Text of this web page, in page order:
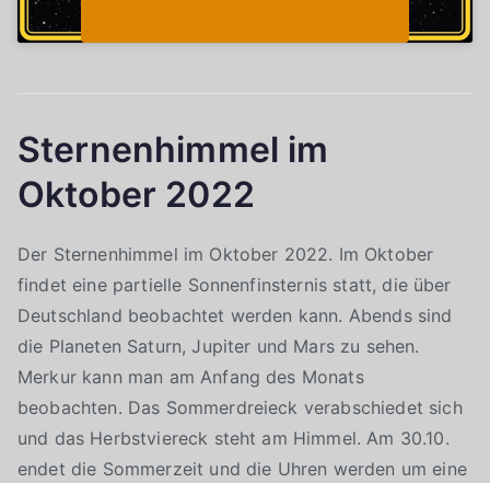
Sternenhimmel im
Oktober 2022
Der Sternenhimmel im Oktober 2022. Im Oktober
findet eine partielle Sonnenfinsternis statt, die über
Deutschland beobachtet werden kann. Abends sind
die Planeten Saturn, Jupiter und Mars zu sehen.
Merkur kann man am Anfang des Monats
beobachten. Das Sommerdreieck verabschiedet sich
und das Herbstviereck steht am Himmel. Am 30.10.
endet die Sommerzeit und die Uhren werden um eine